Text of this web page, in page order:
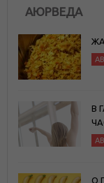
АЮРВЕДА
В
О